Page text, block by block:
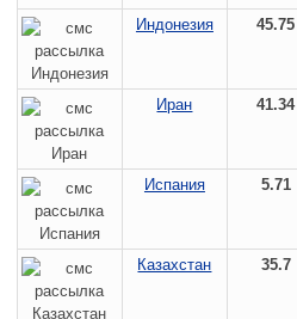
Индонезия 45.75
Иран 41.34
Испания 5.71
Казахстан 35.7